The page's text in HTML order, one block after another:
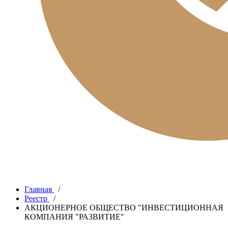
Главная
/
Реестр
/
АКЦИОНЕРНОЕ ОБЩЕСТВО "ИНВЕСТИЦИОННАЯ
КОМПАНИЯ "РАЗВИТИЕ"